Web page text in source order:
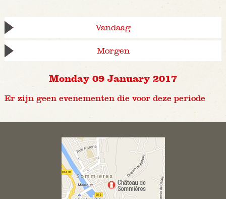
Vandaag
Morgen
Monday 09 January 2017
Er zijn geen evenementen die voor deze periode